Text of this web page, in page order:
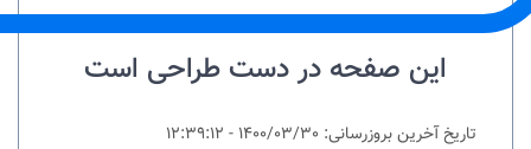
این صفحه در دست طراحی است
تاریخ آخرین بروزرسانی: 1400/03/30 - 12:39:12